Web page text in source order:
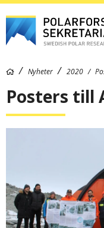
Nyheter 2020
Posters till